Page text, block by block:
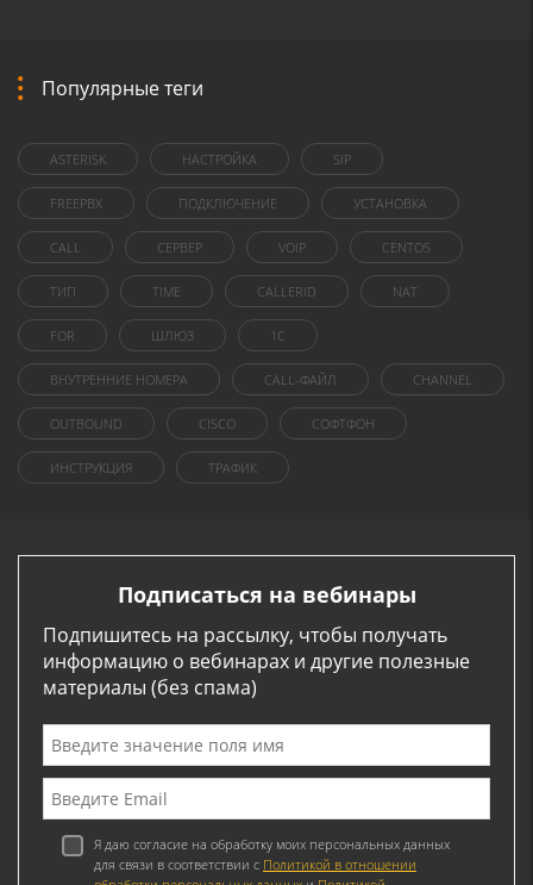
Популярные теги
ASTERISK НАСТРОЙКА SIP
FREEPBX ПОДКЛЮЧЕНИЕ УСТАНОВКА
CALL СЕРВЕР VOIP CENTOS
ТИП TIME CALLERID NAT
FOR ШЛЮЗ 1C
ВНУТРЕННИЕ НОМЕРА CALL-ФАЙЛ CHANNEL
OUTBOUND CISCO СОФТФОН
ИНСТРУКЦИЯ ТРАФИК
Подписаться на вебинары
Подпишитесь на рассылку, чтобы получать
информацию о вебинарах и другие полезные
материалы (без спама)
Я даю согласие на обработку моих персональных данных
для связи в соответствии с Политикой в отношении